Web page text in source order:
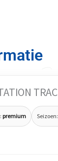
TRAC
premium Seizoen: